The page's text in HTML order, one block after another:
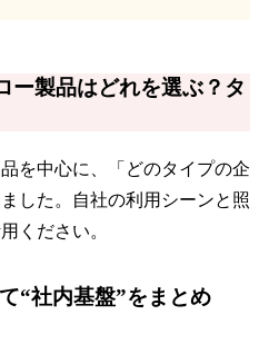
ー製品はどれを選ぶ？タ
を中心に、「どのタイプの企
した。自社の利用シーンと照
ください。
“社内基盤”をまとめ